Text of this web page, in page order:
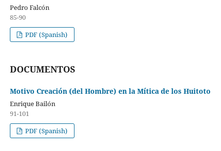
Pedro Falcón
85-90
PDF (Spanish)
DOCUMENTOS
Motivo Creación (del Hombre) en la Mítica de los Huitoto
Enrique Bailón
91-101
PDF (Spanish)